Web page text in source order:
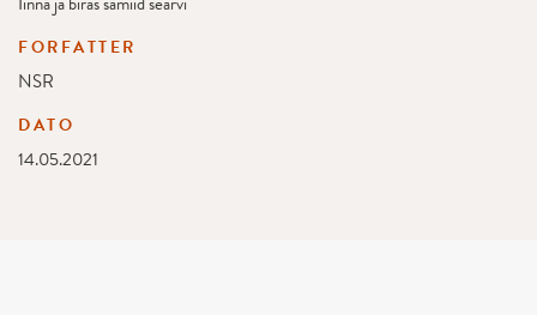
FORFATTER
NSR
DATO
14.05.2021